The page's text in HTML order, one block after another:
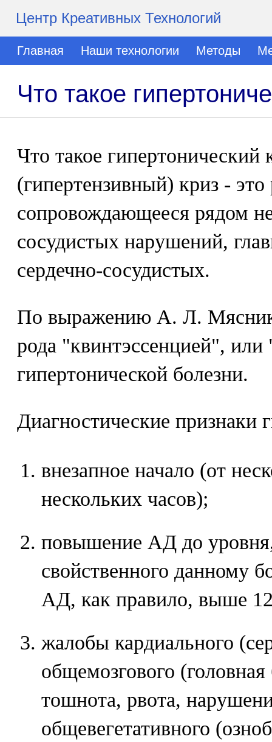
Центр Креативных Технологий
Главная Наши технологии Методы
Что такое
Что такое гипертонический
(гипертензивный) криз -
сопровождающееся рядом
сосудистых нарушений,
сердечно-сосудистых.
По выражению А. Л.
рода "квинтэссенцией", или
гипертонической болезни.
Диагностические признаки
внезапное начало (от
нескольких часов);
повышение АД до
свойственного данному
АД, как правило, выше
жалобы кардиального
общемозгового
тошнота, рвота,
общевегетативного